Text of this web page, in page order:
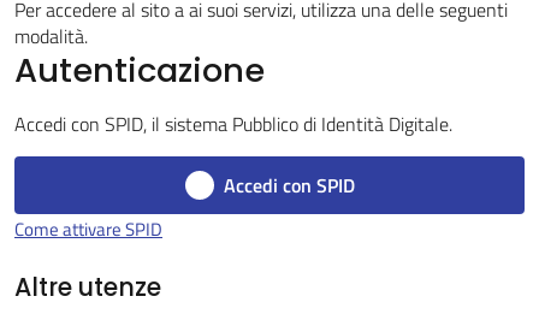
Servizi
on-
gli
Per accedere al sito a ai suoi servizi, utilizza una delle seguenti
modalità.
Autenticazione
Accedi con SPID, il sistema Pubblico di Identità Digitale.
Accedi con SPID
Come attivare SPID
Altre utenze